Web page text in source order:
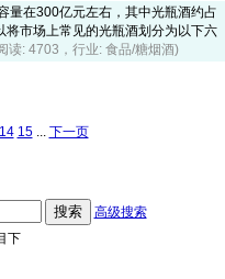
量在300亿元左右，其中光瓶酒约占
市场上常见的光瓶酒划分为以下六
读: 4703，行业: 食品/糖烟酒)
14 15... 下一页
高级搜索
下